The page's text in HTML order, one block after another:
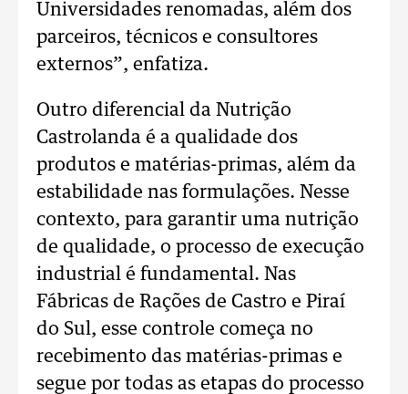
Universidades renomadas, além dos
parceiros, técnicos e consultores
externos”, enfatiza.
Outro diferencial da Nutrição
Castrolanda é a qualidade dos
produtos e matérias-primas, além da
estabilidade nas formulações. Nesse
contexto, para garantir uma nutrição
de qualidade, o processo de execução
industrial é fundamental. Nas
Fábricas de Rações de Castro e Piraí
do Sul, esse controle começa no
recebimento das matérias-primas e
segue por todas as etapas do processo